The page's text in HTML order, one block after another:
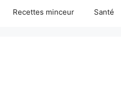
Recettes minceur Santé